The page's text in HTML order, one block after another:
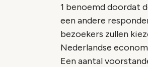
1 benoemd doordat
een andere
bezoekers zullen
Nederlandse
Een aantal